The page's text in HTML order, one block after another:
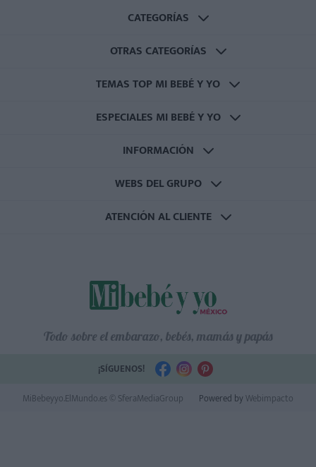
CATEGORÍAS
OTRAS CATEGORÍAS
TEMAS TOP MI BEBÉ Y YO
ESPECIALES MI BEBÉ Y YO
INFORMACIÓN
WEBS DEL GRUPO
ATENCIÓN AL CLIENTE
Todo sobre el embarazo, bebés, mamás y papás
¡SÍGUENOS!
MiBebeyyo.ElMundo.es © SferaMediaGroup
Powered byWebimpacto